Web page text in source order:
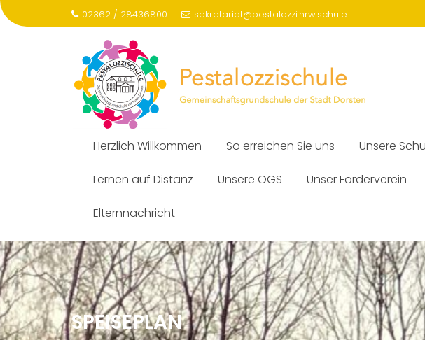
Skip
02362 / 28436800 sekretariat@pestalozzi.nrw.schule
Herzlich Willkommen So erreichen Sie uns Unsere
Lernen auf Distanz Unsere OGS Unser Förderverein
Elternnachricht
SPEISEPLAN